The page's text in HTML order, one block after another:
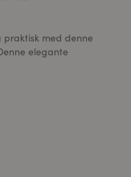
med denne
elegante